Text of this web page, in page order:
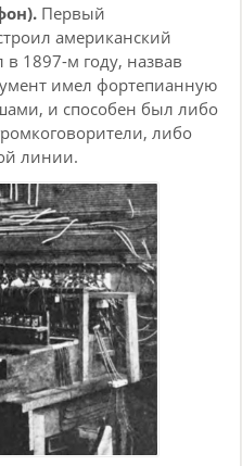
Первый
американский
в 1897-м году, назвав
имел фортепианную
и способен был либо
либо
линии.